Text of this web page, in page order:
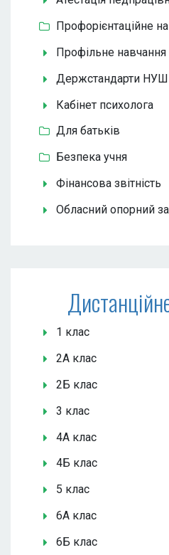
Профорієнтаційне
Профільне навчання
Держстандарти НУШ
Кабінет психолога
Для батьків
Безпека учня
Фінансова звітність
Обласний опорний
1 клас
2А клас
2Б клас
3 клас
4А клас
4Б клас
5 клас
6А клас
6Б клас